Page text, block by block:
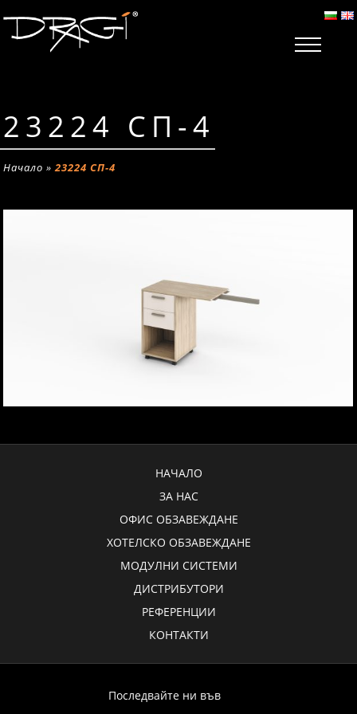
23224 СП-4
Начало »23224 СП-4
НАЧАЛО
ЗА НАС
ОФИС ОБЗАВЕЖДАНЕ
ХОТЕЛСКО ОБЗАВЕЖДАНЕ
МОДУЛНИ СИСТЕМИ
ДИСТРИБУТОРИ
РЕФЕРЕНЦИИ
КОНТАКТИ
Последвайте ни във